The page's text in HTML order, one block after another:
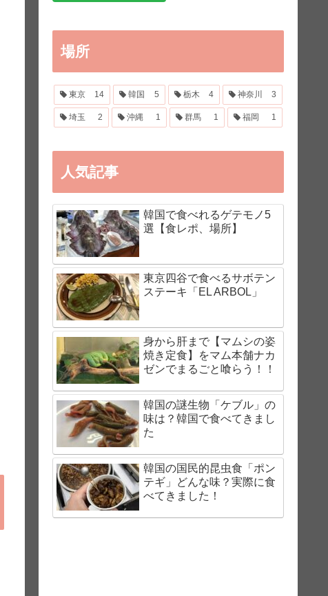
場所
東京 14 韓国 5 栃木 4 神奈川 3
埼玉 2 沖縄 1 群馬 1 福岡 1
人気記事
韓国で食べれるゲテモノ5
選【食レポ、場所】
東京四谷で食べるサボテン
ステーキ「EL ARBOL」
身から肝まで【マムシの姿
焼き定食】をマム本舗ナカ
ゼンでまるごと喰らう！！
韓国の謎生物「ケブル」の
味は？韓国で食べてきまし
た
韓国の国民的昆虫食「ポン
テギ」どんな味？実際に食
べてきました！